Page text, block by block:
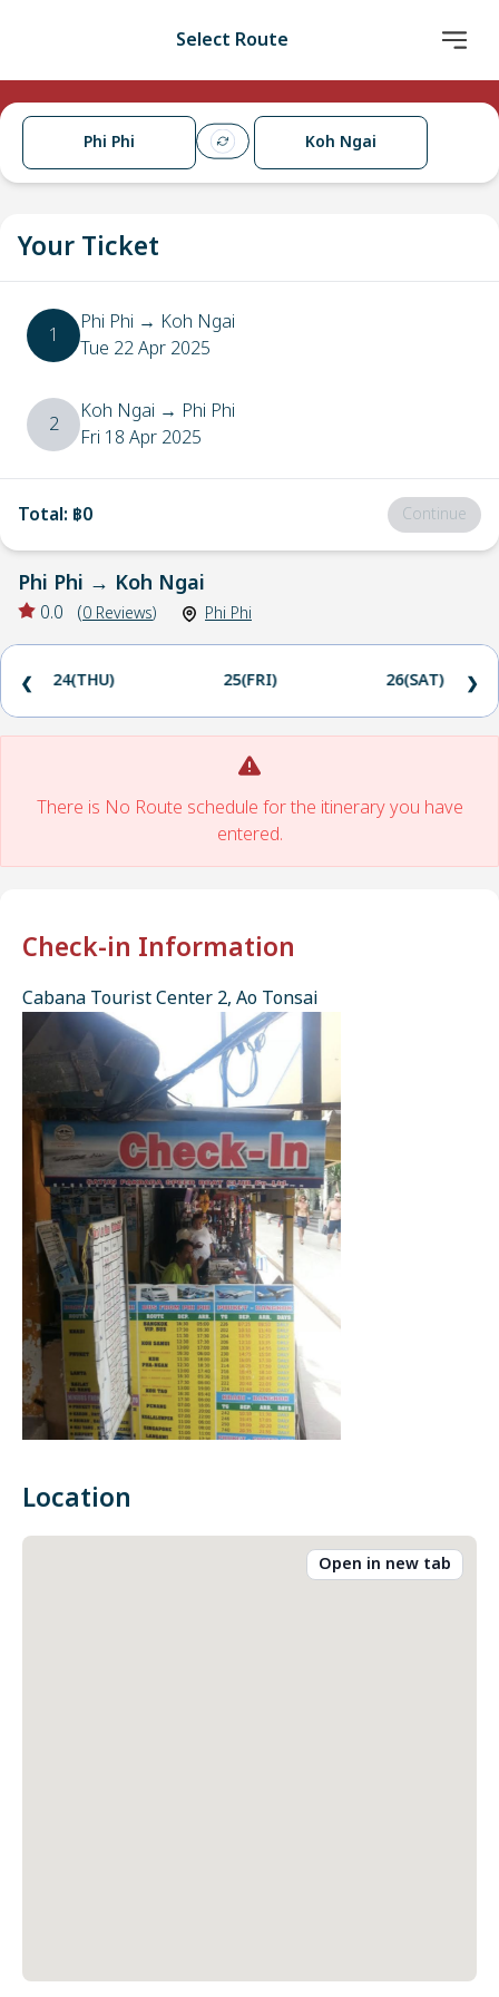
Select Route
Phi Phi Koh Ngai
Your Ticket
1 Phi Phi → Koh Ngai
Tue 22 Apr 2025
2 Koh Ngai → Phi Phi
Fri 18 Apr 2025
Total: ฿0 Continue
Phi Phi → Koh Ngai
0.0 (0 Reviews) Phi Phi
24(THU) 25(FRI) 26(SAT)
❮ ❯
There is No Route schedule for the itinerary you have
entered.
Check-in Information
Cabana Tourist Center 2, Ao Tonsai
Location
Open in new tab